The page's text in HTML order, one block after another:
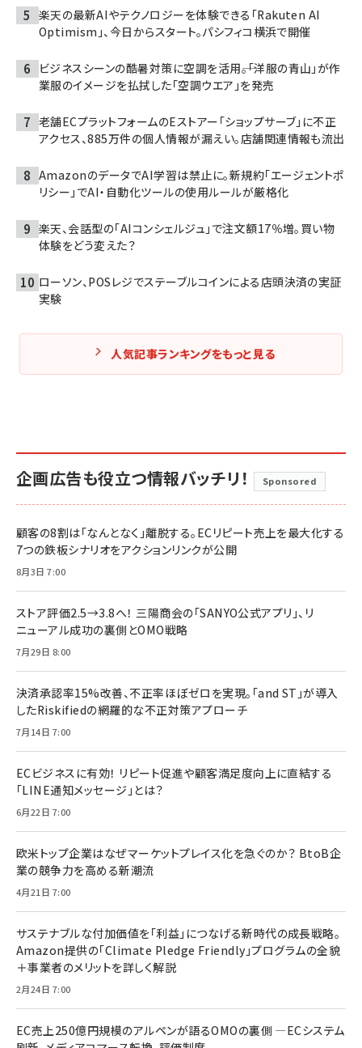
楽天の最新AIやテクノロジーを体験できる「Rakuten AI
Optimism」、今日からスタート。パシフィコ横浜で開催
ビジネスシーンの酷暑対策に空調を活用――。「洋服の青山」が作
業服のイメージを払拭した「空調ウエア」を発売
老舗ECプラットフォームのEストアー「ショップサーブ」に不正
アクセス、885万件の個人情報が漏えい。店舗関連情報も流出
AmazonのデータでAI学習は禁止に。新規約「エージェントポ
リシー」でAI・自動化ツールの使用ルールが厳格化
楽天、会話型の「AIコンシェルジュ」で注文額17％増。買い物
体験をどう変えた？
ローソン、POSレジでステーブルコインによる店頭決済の実証
実験
人気記事ランキングをもっと見る
企画広告も役立つ情報バッチリ！ Sponsored
顧客の8割は「なんとなく」離脱する。ECリピート売上を最大化する
7つの鉄板シナリオをアクションリンクが公開
8月3日 7:00
ストア評価2.5→3.8へ！ 三陽商会の「SANYO公式アプリ」、リ
ニューアル成功の裏側とOMO戦略
7月29日 8:00
決済承認率15%改善、不正率ほぼゼロを実現。「and ST」が導入
したRiskifiedの網羅的な不正対策アプローチ
7月14日 7:00
ECビジネスに有効！ リピート促進や顧客満足度向上に直結する
「LINE通知メッセージ」とは？
6月22日 7:00
欧米トップ企業はなぜマーケットプレイス化を急ぐのか？ BtoB企
業の競争力を高める新潮流
4月21日 7:00
サステナブルな付加価値を「利益」につなげる新時代の成長戦略。
Amazon提供の「Climate Pledge Friendly」プログラムの全貌
＋事業者のメリットを詳しく解説
2月24日 7:00
EC売上250億円規模のアルペンが語るOMOの裏側 ―ECシステム